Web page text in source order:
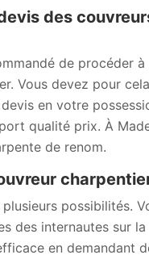
des
de procéder
Vous devez pour
en votre
qualité prix. À
de renom.
possibilités.
des internautes sur
en demandant